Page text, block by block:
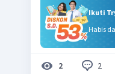
Ikuti
Habis
2 2